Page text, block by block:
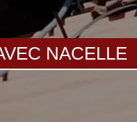
NACELLE